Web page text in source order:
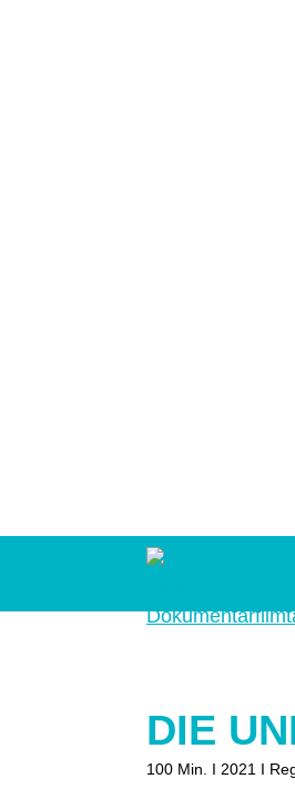
LETsDOK
Bundesweite
DIE
100 Min. I 2021 I